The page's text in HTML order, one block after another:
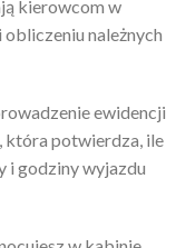
kierowcom w
należnych
ewidencji
która potwierdza, ile
i godziny wyjazdu